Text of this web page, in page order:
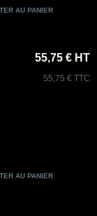
55,75 € HT
55,75 € TTC